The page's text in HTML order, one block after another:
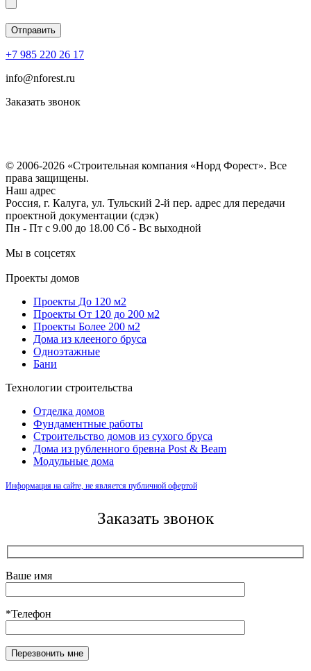
+7 985 220 26 17
info@nforest.ru
Заказать звонок
© 2006-2026 «Строительная компания «Норд Форест». Все
права защищены.
Наш адрес
Россия, г. Калуга, ул. Тульский 2-й пер. адрес для передачи
проектной документации (сдэк)
Пн - Пт с 9.00 до 18.00 Сб - Вс выходной
Мы в соцсетях
Проекты домов
Проекты До 120 м2
Проекты От 120 до 200 м2
Проекты Более 200 м2
Дома из клееного бруса
Одноэтажные
Бани
Технологии строительства
Отделка домов
Фундаментные работы
Строительство домов из сухого бруса
Дома из рубленного бревна Post & Beam
Модульные дома
Информация на сайте, не является публичной офертой
Заказать звонок
Ваше имя
*Телефон
Оставьте это поле пустым.